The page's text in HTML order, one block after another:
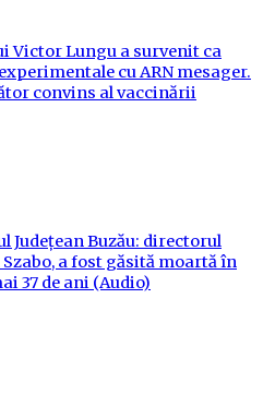
Victor Lungu a survenit ca
cu ARN mesager.
convins al vaccinării
Județean Buzău: directorul
a fost găsită moartă în
37 de ani (Audio)